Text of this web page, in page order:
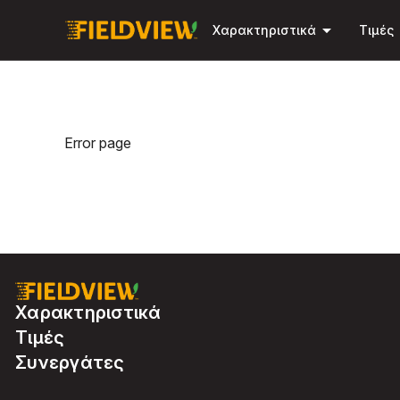
Χαρακτηριστικά arrow_drop_down Τιμές
Error page
Χαρακτηριστικά
Τιμές
Συνεργάτες